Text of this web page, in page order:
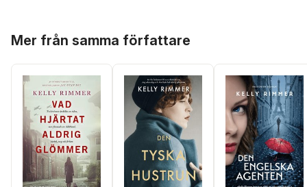
Mer från samma författare